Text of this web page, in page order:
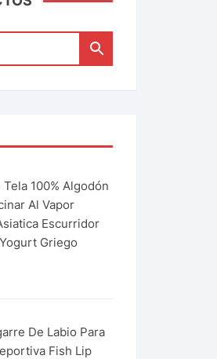
Tela 100% Algodón
Al Vapor
Escurridor
Griego
De Labio Para
Fish Lip